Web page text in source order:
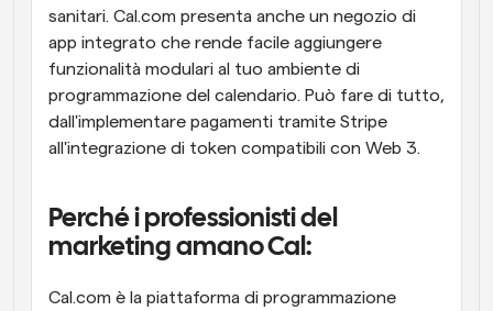
sanitari. Cal.com presenta anche un negozio di
app integrato che rende facile aggiungere
funzionalità modulari al tuo ambiente di
programmazione del calendario. Può fare di tutto,
dall'implementare pagamenti tramite Stripe
all'integrazione di token compatibili con Web 3.
Perché i professionisti del
marketing amano Cal:
Cal.com è la piattaforma di programmazione